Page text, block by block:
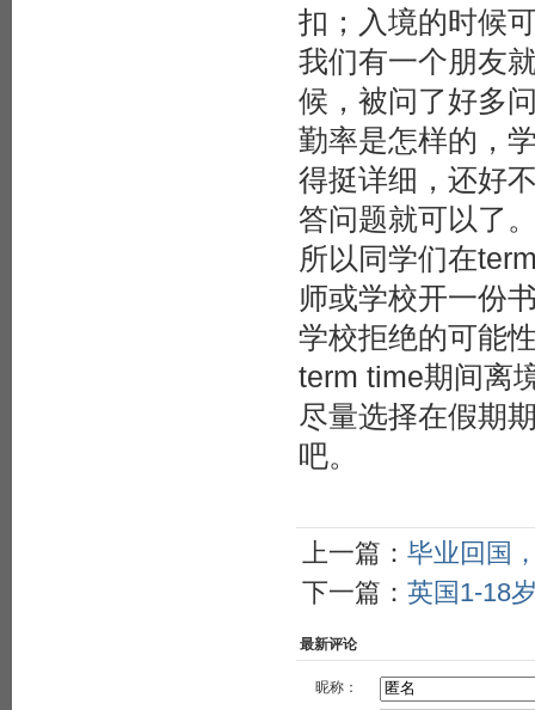
扣；入境的时候
我们有一个朋友
候，被问了好多
勤率是怎样的，
得挺详细，还好
答问题就可以了
所以同学们在
师或学校开一份
学校拒绝的可能
term time期间离
尽量选择在假期
吧。
上一篇： 毕业回国
下一篇： 英国1-18
最新评论
昵称：